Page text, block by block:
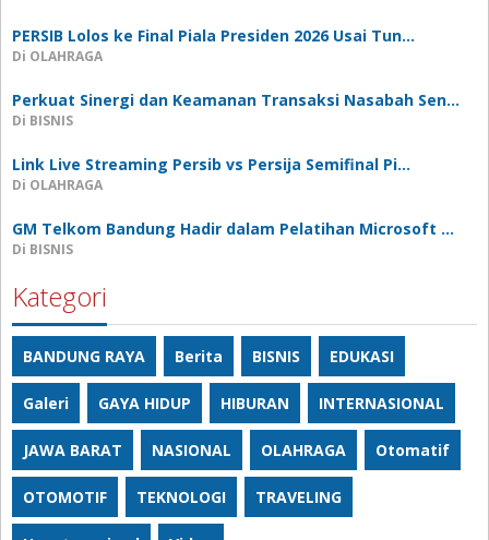
PERSIB Lolos ke Final Piala Presiden 2026 Usai Tun…
Di OLAHRAGA
Perkuat Sinergi dan Keamanan Transaksi Nasabah Sen…
Di BISNIS
Link Live Streaming Persib vs Persija Semifinal Pi…
Di OLAHRAGA
GM Telkom Bandung Hadir dalam Pelatihan Microsoft …
Di BISNIS
Kategori
BANDUNG RAYA Berita BISNIS EDUKASI
Galeri GAYA HIDUP HIBURAN INTERNASIONAL
JAWA BARAT NASIONAL OLAHRAGA Otomatif
OTOMOTIF TEKNOLOGI TRAVELING